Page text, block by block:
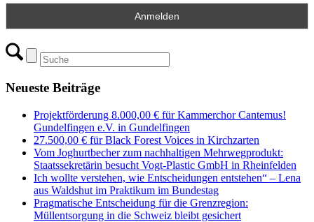
Neueste Beiträge
Projektförderung 8.000,00 € für Kammerchor Cantemus!
Gundelfingen e.V. in Gundelfingen
27.500,00 € für Black Forest Voices in Kirchzarten
Vom Joghurtbecher zum nachhaltigen Mehrwegprodukt:
Staatssekretärin besucht Vogt-Plastic GmbH in Rheinfelden
Ich wollte verstehen, wie Entscheidungen entstehen“ – Lena
aus Waldshut im Praktikum im Bundestag
Pragmatische Entscheidung für die Grenzregion:
Müllentsorgung in die Schweiz bleibt gesichert